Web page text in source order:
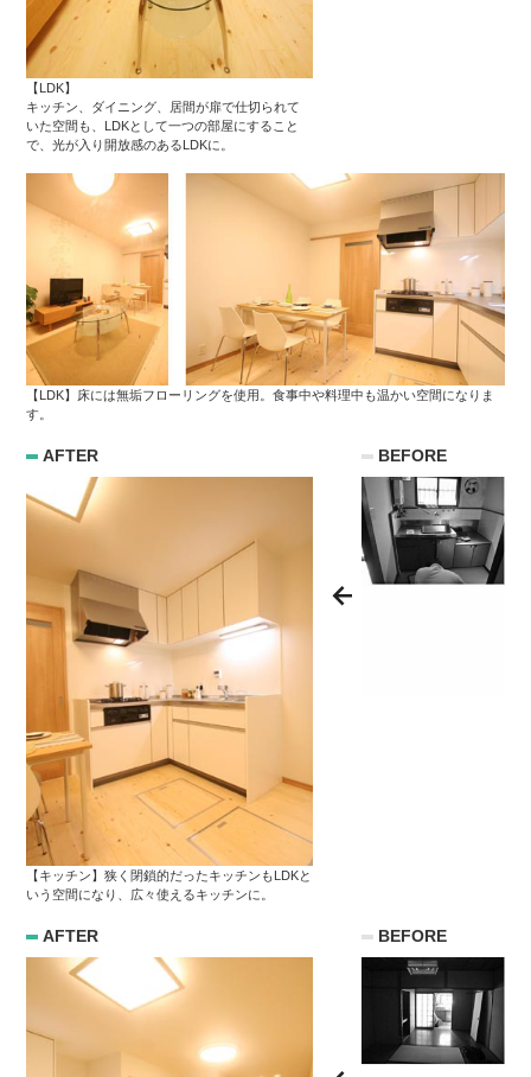
【LDK】
キッチン、ダイニング、居間が扉で仕切られて
いた空間も、LDKとして一つの部屋にすること
で、光が入り開放感のあるLDKに。
【LDK】床には無垢フローリングを使用。食事中や料理中も温かい空間になりま
す。
BEFORE
AFTER
【キッチン】狭く閉鎖的だったキッチンもLDKと
いう空間になり、広々使えるキッチンに。
BEFORE
AFTER